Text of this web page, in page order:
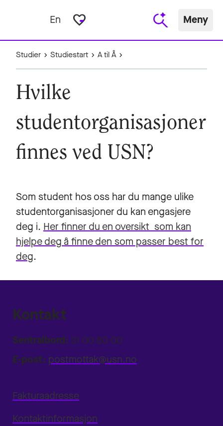
En favorite_border Meny
Studier Studiestart A til Å
Hvilke
studentorganisasjoner
finnes ved USN?
Som student hos oss har du mange ulike
studentorganisasjoner du kan engasjere
deg i. Her finner du en oversikt som kan
hjelpe deg å finne den som passer best for
deg.
Kontakt
Sentralbord: 31 00 80 00
E-post: postmottak@usn.no
Fakturaadresse
Kontaktinformasjon